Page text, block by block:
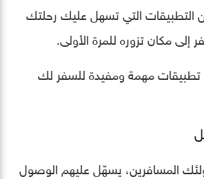
التطبيقات التي تسهل عليك رحلتك
مكان تزوره للمرة الأولى.
تطبيقات مهمة ومفيدة للسفر لك
المسافرين، يسهّل عليهم الوصول